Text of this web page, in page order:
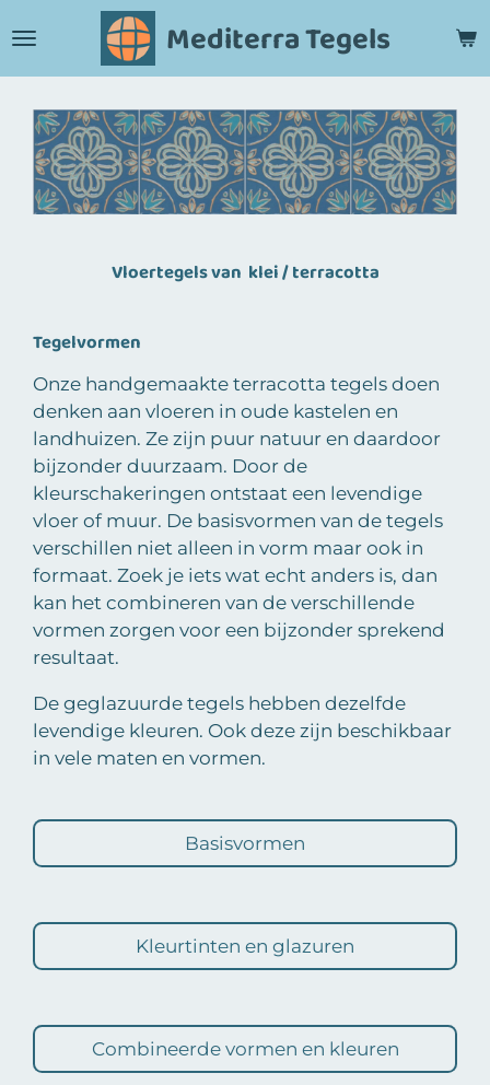
direct
naar
hoofdinhoud
Mediterra Tegels
Vloertegels van klei / terracotta
Tegelvormen
Onze handgemaakte terracotta tegels doen
denken aan vloeren in oude kastelen en
landhuizen. Ze zijn puur natuur en daardoor
bijzonder duurzaam. Door de
kleurschakeringen ontstaat een levendige
vloer of muur. De basisvormen van de tegels
verschillen niet alleen in vorm maar ook in
formaat. Zoek je iets wat echt anders is, dan
kan het combineren van de verschillende
vormen zorgen voor een bijzonder sprekend
resultaat.
De geglazuurde tegels hebben dezelfde
levendige kleuren. Ook deze zijn beschikbaar
in vele maten en vormen.
Basisvormen
Kleurtinten en glazuren
Combineerde vormen en kleuren